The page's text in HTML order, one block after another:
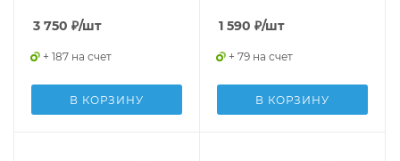
3 750 ₽/шт
+ 187 на счет
В КОРЗИНУ
1 590 ₽/шт
+ 79 на счет
В КОРЗИНУ